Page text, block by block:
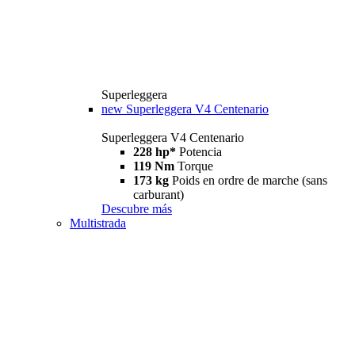
Superleggera
new Superleggera V4 Centenario
Superleggera V4 Centenario
228 hp* Potencia
119 Nm Torque
173 kg Poids en ordre de marche (sans
carburant)
Descubre más
Multistrada